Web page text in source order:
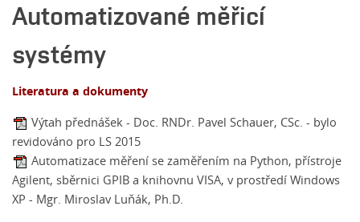
Automatizované měřicí
systémy
Literatura a dokumenty
Výtah přednášek - Doc. RNDr. Pavel Schauer, CSc. - bylo
revidováno pro LS 2015
Automatizace měření se zaměřením na Python, přístroje
Agilent, sběrnici GPIB a knihovnu VISA, v prostředí Windows
XP - Mgr. Miroslav Luňák, Ph.D.